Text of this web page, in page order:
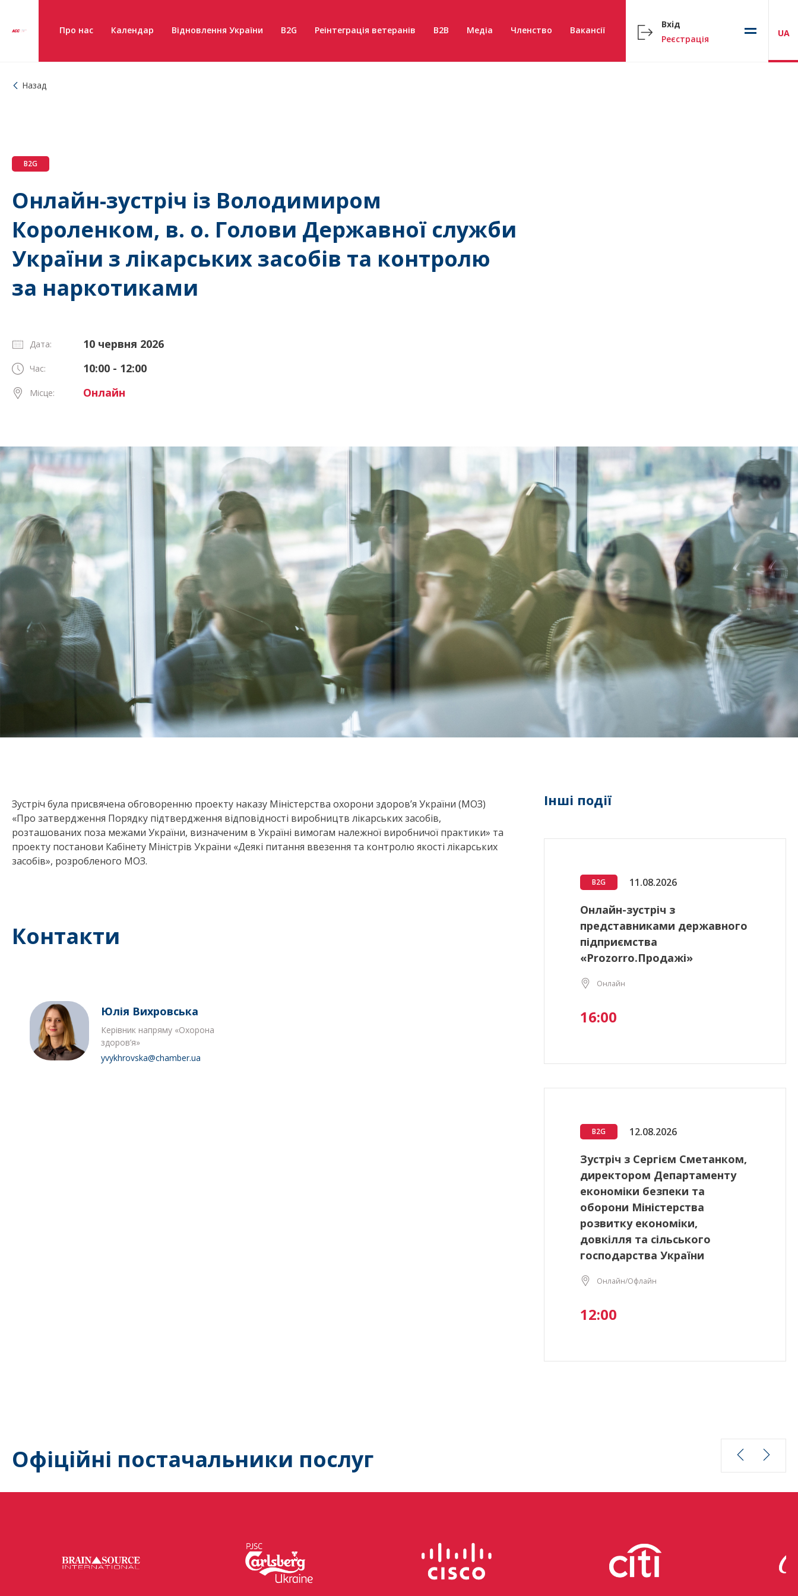
Про нас Календар Відновлення України B2G Реінтеграція ветеранів B2B Медіа Членство Вакансії
Вхід
Реєстрація
UA
Назад
B2G
Онлайн-зустріч із Володимиром
Короленком, в. о. Голови Державної служби
України з лікарських засобів та контролю
за наркотиками
Дата: 10 червня 2026
Час: 10:00 - 12:00
Місце: Онлайн
Зустріч була присвячена обговоренню проекту наказу Міністерства охорони здоров’я України (МОЗ)
«Про затвердження Порядку підтвердження відповідності виробництв лікарських засобів,
розташованих поза межами України, визначеним в Україні вимогам належної виробничої практики» та
проекту постанови Кабінету Міністрів України «Деякі питання ввезення та контролю якості лікарських
засобів», розробленого МОЗ.
Контакти
Юлія Вихровська
Керівник напряму «Охорона
здоров’я»
yvykhrovska@chamber.ua
Інші події
B2G 11.08.2026
Онлайн-зустріч з
представниками державного
підприємства
«Prozorro.Продажі»
Онлайн
16:00
B2G 12.08.2026
Зустріч з Сергієм Сметанком,
директором Департаменту
економіки безпеки та
оборони Міністерства
розвитку економіки,
довкілля та сільського
господарства України
Онлайн/Офлайн
12:00
Офіційні постачальники послуг